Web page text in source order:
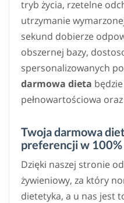
tryb życia, rzetelne
utrzymanie
sekund dobierze
obszernej bazy,
spersonalizowanych
darmowa dieta
pełnowartościowa
Twoja darmowa
preferencji w 100%
Dzięki naszej stronie
żywieniowy, za który
dietetyka, a u nas jest